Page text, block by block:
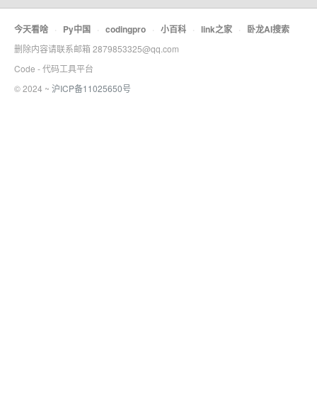
今天看啥 · Py中国 · codingpro · 小百科 · link之家 · 卧龙AI搜索
删除内容请联系邮箱 2879853325@qq.com
Code - 代码工具平台
© 2024 ~ 沪ICP备11025650号